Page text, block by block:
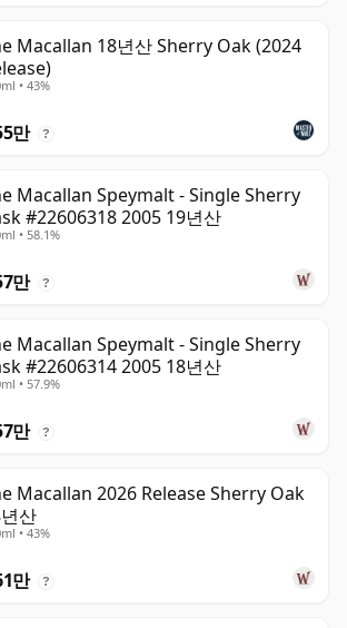
Macallan 18년산 Sherry Oak (2024
• 43%
만 ?
Macallan Speymalt - Single Sherry
#22606318 2005 19년산
• 58.1%
만 ?
Macallan Speymalt - Single Sherry
#22606314 2005 18년산
• 57.9%
만 ?
Macallan 2026 Release Sherry Oak
산
• 43%
만 ?